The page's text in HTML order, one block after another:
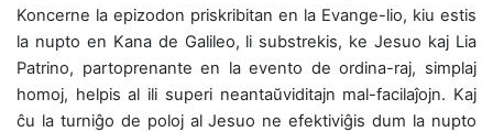
Koncerne la epizodon priskribitan en la Evange-lio, kiu estis
la nupto en Kana de Galileo, li substrekis, ke Jesuo kaj Lia
Patrino, partoprenante en la evento de ordina-raj, simplaj
homoj, helpis al ili superi neantaŭviditajn mal-facilaĵojn. Kaj
ĉu la turniĝo de poloj al Jesuo ne efektiviĝis dum la nupto